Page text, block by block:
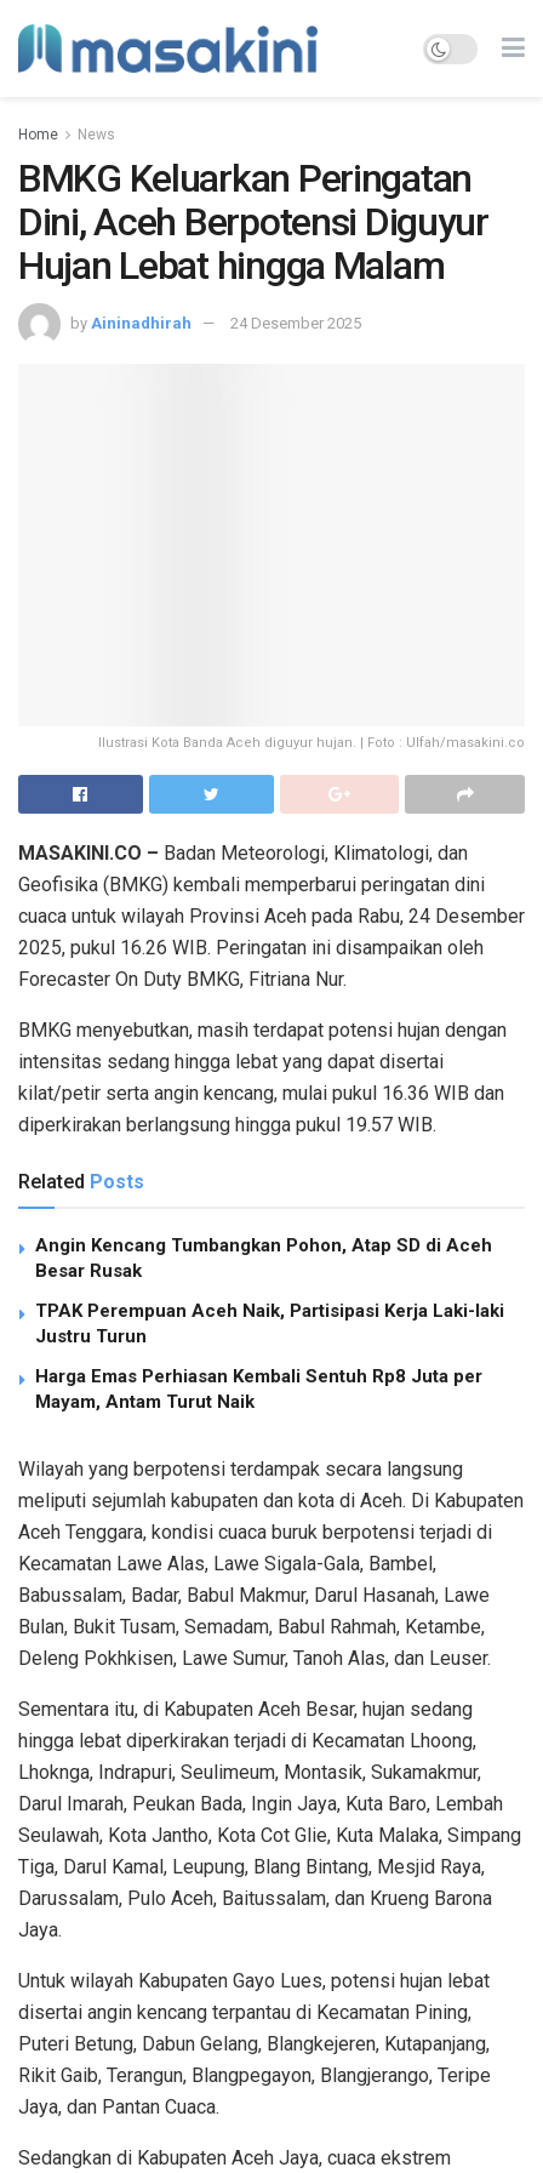
Home News
BMKG Keluarkan Peringatan
Dini, Aceh Berpotensi Diguyur
Hujan Lebat hingga Malam
by Aininadhirah 24 Desember 2025
Ilustrasi Kota Banda Aceh diguyur hujan. | Foto : Ulfah/masakini.co
MASAKINI.CO – Badan Meteorologi, Klimatologi, dan
Geofisika (BMKG) kembali memperbarui peringatan dini
cuaca untuk wilayah Provinsi Aceh pada Rabu, 24 Desember
2025, pukul 16.26 WIB. Peringatan ini disampaikan oleh
Forecaster On Duty BMKG, Fitriana Nur.
BMKG menyebutkan, masih terdapat potensi hujan dengan
intensitas sedang hingga lebat yang dapat disertai
kilat/petir serta angin kencang, mulai pukul 16.36 WIB dan
diperkirakan berlangsung hingga pukul 19.57 WIB.
Related Posts
Angin Kencang Tumbangkan Pohon, Atap SD di Aceh
Besar Rusak
TPAK Perempuan Aceh Naik, Partisipasi Kerja Laki-laki
Justru Turun
Harga Emas Perhiasan Kembali Sentuh Rp8 Juta per
Mayam, Antam Turut Naik
Wilayah yang berpotensi terdampak secara langsung
meliputi sejumlah kabupaten dan kota di Aceh. Di Kabupaten
Aceh Tenggara, kondisi cuaca buruk berpotensi terjadi di
Kecamatan Lawe Alas, Lawe Sigala-Gala, Bambel,
Babussalam, Badar, Babul Makmur, Darul Hasanah, Lawe
Bulan, Bukit Tusam, Semadam, Babul Rahmah, Ketambe,
Deleng Pokhkisen, Lawe Sumur, Tanoh Alas, dan Leuser.
Sementara itu, di Kabupaten Aceh Besar, hujan sedang
hingga lebat diperkirakan terjadi di Kecamatan Lhoong,
Lhoknga, Indrapuri, Seulimeum, Montasik, Sukamakmur,
Darul Imarah, Peukan Bada, Ingin Jaya, Kuta Baro, Lembah
Seulawah, Kota Jantho, Kota Cot Glie, Kuta Malaka, Simpang
Tiga, Darul Kamal, Leupung, Blang Bintang, Mesjid Raya,
Darussalam, Pulo Aceh, Baitussalam, dan Krueng Barona
Jaya.
Untuk wilayah Kabupaten Gayo Lues, potensi hujan lebat
disertai angin kencang terpantau di Kecamatan Pining,
Puteri Betung, Dabun Gelang, Blangkejeren, Kutapanjang,
Rikit Gaib, Terangun, Blangpegayon, Blangjerango, Teripe
Jaya, dan Pantan Cuaca.
Sedangkan di Kabupaten Aceh Jaya, cuaca ekstrem